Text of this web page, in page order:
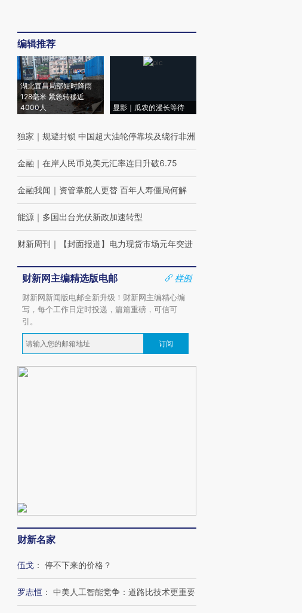
编辑推荐
湖北宜昌局部短时降雨
128毫米 紧急转移近
4000人
显影｜瓜农的漫长等待
独家 ｜ 规避封锁 中国超大油轮停靠埃及绕行非洲
金融 ｜ 在岸人民币兑美元汇率连日升破6.75
金融我闻 ｜ 资管掌舵人更替 百年人寿僵局何解
能源 ｜ 多国出台光伏新政加速转型
财新周刊 ｜ 【封面报道】电力现货市场元年突进
财新网主编精选版电邮
样例
财新网新闻版电邮全新升级！财新网主编精心编
写，每个工作日定时投递，篇篇重磅，可信可
引。
订阅
财新名家
伍戈 ： 停不下来的价格？
罗志恒 ： 中美人工智能竞争：道路比技术更重要